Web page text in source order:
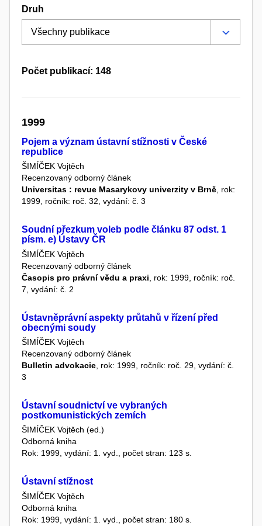
Druh
Počet publikací: 148
1999
Pojem a význam ústavní stížnosti v České
republice
ŠIMÍČEK Vojtěch
Recenzovaný odborný článek
Universitas : revue Masarykovy univerzity v Brně, rok:
1999, ročník: roč. 32, vydání: č. 3
Soudní přezkum voleb podle článku 87 odst. 1
písm. e) Ústavy ČR
ŠIMÍČEK Vojtěch
Recenzovaný odborný článek
Časopis pro právní vědu a praxi , rok: 1999, ročník: roč.
7, vydání: č. 2
Ústavněprávní aspekty průtahů v řízení před
obecnými soudy
ŠIMÍČEK Vojtěch
Recenzovaný odborný článek
Bulletin advokacie , rok: 1999, ročník: roč. 29, vydání: č.
3
Ústavní soudnictví ve vybraných
postkomunistických zemích
ŠIMÍČEK Vojtěch (ed.)
Odborná kniha
Rok: 1999, vydání: 1. vyd., počet stran: 123 s.
Ústavní stížnost
ŠIMÍČEK Vojtěch
Odborná kniha
Rok: 1999, vydání: 1. vyd., počet stran: 180 s.